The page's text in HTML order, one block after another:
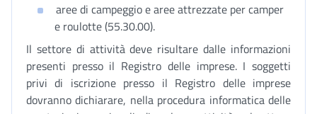
aree di campeggio e aree attrezzate per camper
e roulotte (55.30.00).
Il settore di attività deve risultare dalle informazioni
presenti presso il Registro delle imprese. I soggetti
privi di iscrizione presso il Registro delle imprese
dovranno dichiarare, nella procedura informatica delle